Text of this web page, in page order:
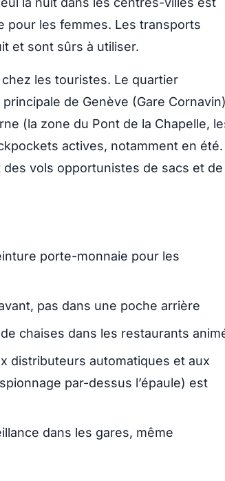
pour les femmes. Les transports
et sont sûrs à utiliser.
les touristes. Le quartier
de Genève (Gare Cornavin)
(la zone du Pont de la Chapelle,
actives, notamment en été.
vols opportunistes de sacs et de
porte-monnaie pour les
pas dans une poche arrière
chaises dans les restaurants
distributeurs automatiques et aux
par-dessus l’épaule) est
dans les gares, même